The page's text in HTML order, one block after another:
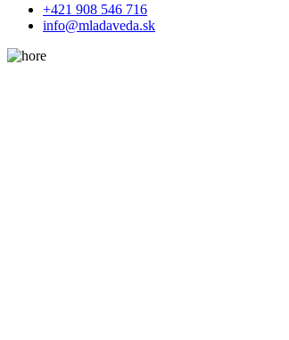
+421 908 546 716
info@mladaveda.sk